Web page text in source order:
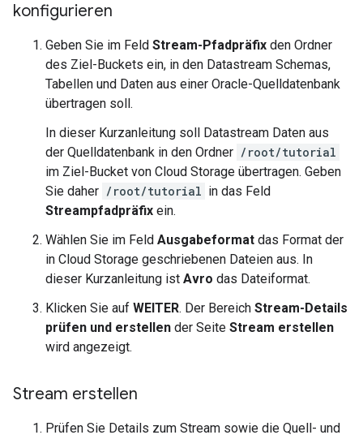
konfigurieren
Geben Sie im Feld Stream-Pfadpräfix den Ordner
des Ziel-Buckets ein, in den Datastream Schemas,
Tabellen und Daten aus einer Oracle-Quelldatenbank
übertragen soll.
In dieser Kurzanleitung soll Datastream Daten aus
der Quelldatenbank in den Ordner /root/tutorial
im Ziel-Bucket von Cloud Storage übertragen. Geben
Sie daher /root/tutorial in das Feld
Streampfadpräfix ein.
Wählen Sie im Feld Ausgabeformat das Format der
in Cloud Storage geschriebenen Dateien aus. In
dieser Kurzanleitung ist Avro das Dateiformat.
Klicken Sie auf WEITER. Der Bereich Stream-Details
prüfen und erstellen der Seite Stream erstellen
wird angezeigt.
Stream erstellen
Prüfen Sie Details zum Stream sowie die Quell- und